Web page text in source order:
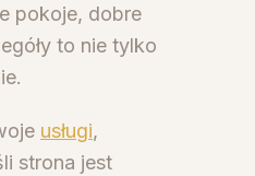
pokoje, dobre
to nie tylko
usługi,
strona jest